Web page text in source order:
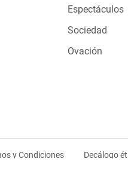
Espectáculos
Sociedad
Ovación
y Condiciones Decálogo